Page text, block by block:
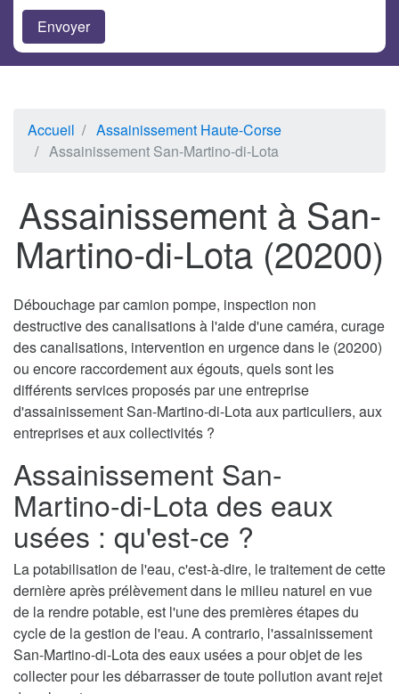
Accueil
Assainissement Haute-Corse
Assainissement San-Martino-di-Lota
Assainissement à San-
Martino-di-Lota (20200)
Débouchage par camion pompe, inspection non
destructive des canalisations à l'aide d'une caméra, curage
des canalisations, intervention en urgence dans le (20200)
ou encore raccordement aux égouts, quels sont les
différents services proposés par une entreprise
d'assainissement San-Martino-di-Lota aux particuliers, aux
entreprises et aux collectivités ?
Assainissement San-
Martino-di-Lota des eaux
usées : qu'est-ce ?
La potabilisation de l'eau, c'est-à-dire, le traitement de cette
dernière après prélèvement dans le milieu naturel en vue
de la rendre potable, est l'une des premières étapes du
cycle de la gestion de l'eau. A contrario, l'assainissement
San-Martino-di-Lota des eaux usées a pour objet de les
collecter pour les débarrasser de toute pollution avant rejet